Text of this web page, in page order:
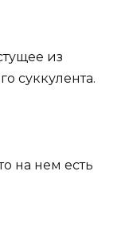
из
суккулента.
на нем есть